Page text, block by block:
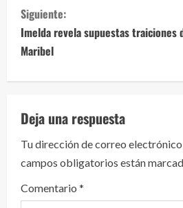
u
e
l
e
y
e
n
Siguiente:
Imelda revela supuestas traiciones
Maribel
Deja una respuesta
Tu dirección de correo
campos obligatorios están
Comentario *